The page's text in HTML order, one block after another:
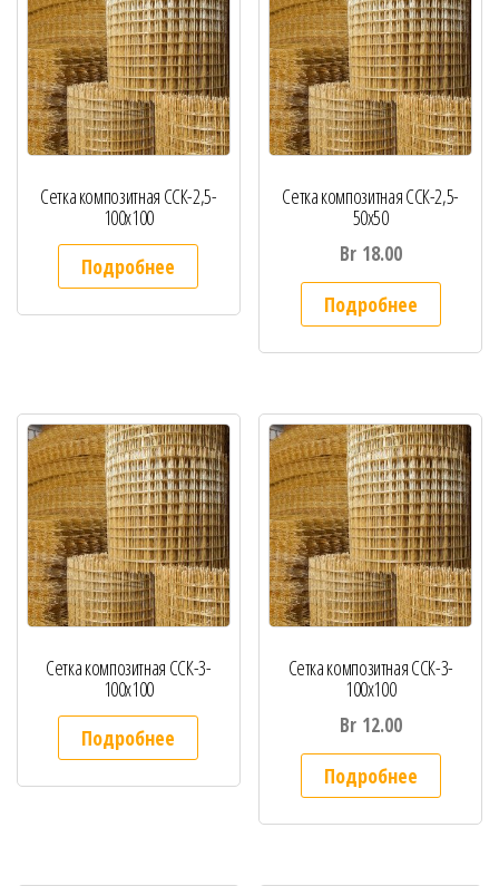
Сетка композитная ССК-2,5-
100х100
Подробнее
Сетка композитная ССК-2,5-
50х50
Br 18.00
Подробнее
Сетка композитная ССК-3-
100х100
Подробнее
Сетка композитная ССК-3-
100х100
Br 12.00
Подробнее